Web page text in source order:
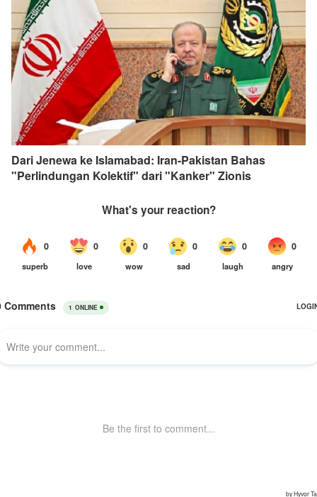
Dari Jenewa ke Islamabad: Iran-Pakistan Bahas
"Perlindungan Kolektif" dari "Kanker" Zionis